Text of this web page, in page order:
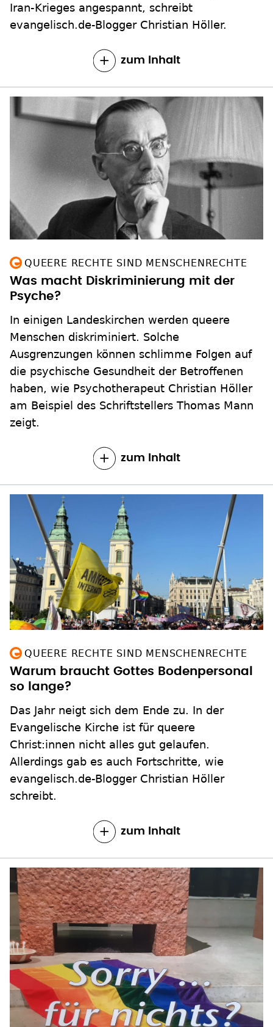
Iran-Krieges angespannt, schreibt
evangelisch.de-Blogger Christian Höller.
zum Inhalt
QUEERE RECHTE SIND MENSCHENRECHTE
Was macht Diskriminierung mit der
Psyche?
In einigen Landeskirchen werden queere
Menschen diskriminiert. Solche
Ausgrenzungen können schlimme Folgen auf
die psychische Gesundheit der Betroffenen
haben, wie Psychotherapeut Christian Höller
am Beispiel des Schriftstellers Thomas Mann
zeigt.
zum Inhalt
QUEERE RECHTE SIND MENSCHENRECHTE
Warum braucht Gottes Bodenpersonal
so lange?
Das Jahr neigt sich dem Ende zu. In der
Evangelische Kirche ist für queere
Christ:innen nicht alles gut gelaufen.
Allerdings gab es auch Fortschritte, wie
evangelisch.de-Blogger Christian Höller
schreibt.
zum Inhalt